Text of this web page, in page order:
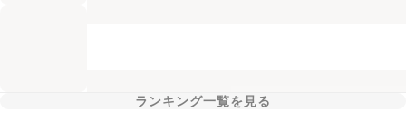
ランキング一覧を見る